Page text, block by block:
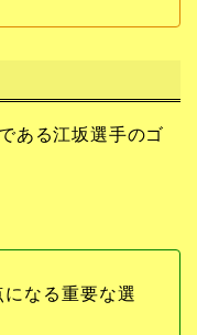
ある江坂選手のゴ
なる重要な選